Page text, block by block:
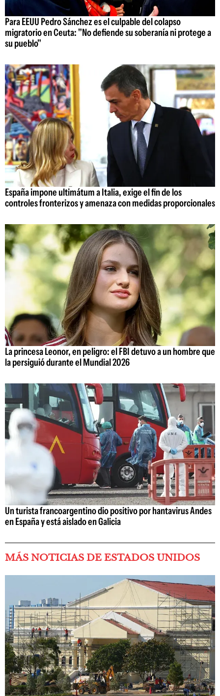
Para EEUU Pedro Sánchez es el culpable del colapso
migratorio en Ceuta: "No defiende su soberanía ni protege a
su pueblo"
España impone ultimátum a Italia, exige el fin de los
controles fronterizos y amenaza con medidas proporcionales
La princesa Leonor, en peligro: el FBI detuvo a un hombre que
la persiguió durante el Mundial 2026
Un turista francoargentino dio positivo por hantavirus Andes
en España y está aislado en Galicia
MÁS NOTICIAS DE ESTADOS UNIDOS